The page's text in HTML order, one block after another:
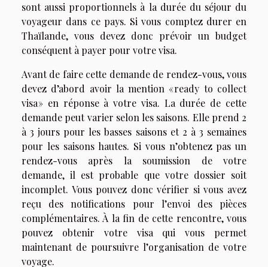
sont aussi proportionnels à la durée du séjour du
voyageur dans ce pays. Si vous comptez durer en
Thaïlande, vous devez donc prévoir un budget
conséquent à payer pour votre visa.
Avant de faire cette demande de rendez-vous, vous
devez d’abord avoir la mention « ready to collect
visa » en réponse à votre visa. La durée de cette
demande peut varier selon les saisons. Elle prend 2
à 3 jours pour les basses saisons et 2 à 3 semaines
pour les saisons hautes. Si vous n’obtenez pas un
rendez-vous après la soumission de votre
demande, il est probable que votre dossier soit
incomplet. Vous pouvez donc vérifier si vous avez
reçu des notifications pour l’envoi des pièces
complémentaires. À la fin de cette rencontre, vous
pouvez obtenir votre visa qui vous permet
maintenant de poursuivre l’organisation de votre
voyage.